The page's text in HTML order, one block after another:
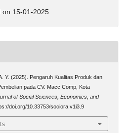
15-01-2025
Y. (2025). Pengaruh Kualitas Produk dan
pada CV. Macc Comp, Kota
of Social Sciences, Economics, and
doi.org/10.33753/sociora.v1i3.9